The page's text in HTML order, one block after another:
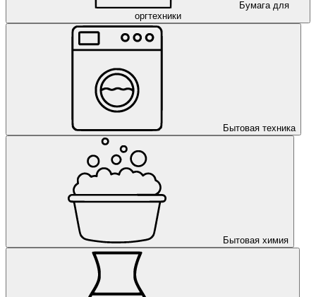
Бумага для
оргтехники
Бытовая техника
Бытовая химия